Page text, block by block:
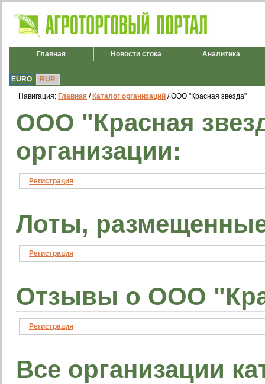
Главная Новости стока Аналитика
EURO RUR
Навигация: Главная / Каталог организаций / ООО "Красная звезда"
ООО "Красная
организации:
Регистрация
Лоты,
Регистрация
Отзывы о ООО
Регистрация
Все организации